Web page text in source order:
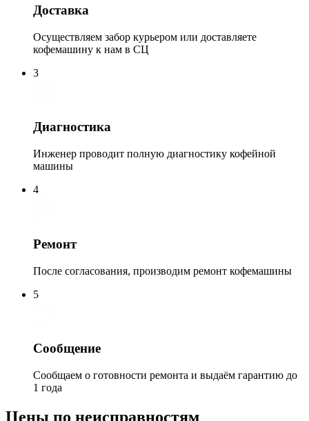
Доставка
Осуществляем забор курьером или доставляете
кофемашину к нам в СЦ
3
Диагностика
Инженер проводит полную диагностику кофейной
машины
4
Ремонт
После согласования, производим ремонт кофемашины
5
Сообщение
Сообщаем о готовности ремонта и выдаём гарантию до
1 года
Цены по неисправностям